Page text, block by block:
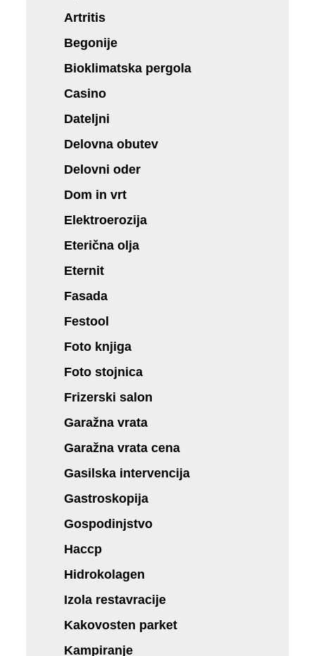
Artritis
Begonije
Bioklimatska pergola
Casino
Dateljni
Delovna obutev
Delovni oder
Dom in vrt
Elektroerozija
Eterična olja
Eternit
Fasada
Festool
Foto knjiga
Foto stojnica
Frizerski salon
Garažna vrata
Garažna vrata cena
Gasilska intervencija
Gastroskopija
Gospodinjstvo
Haccp
Hidrokolagen
Izola restavracije
Kakovosten parket
Kampiranje